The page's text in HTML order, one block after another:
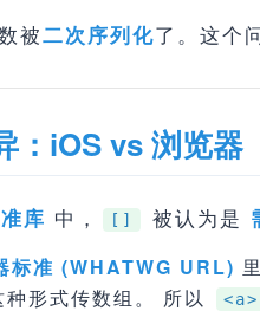
被二次序列化了。这个
：iOS vs 浏览器
库 中， [] 被认为是
标准 (WHATWG URL)
种形式传数组。 所以 <a>